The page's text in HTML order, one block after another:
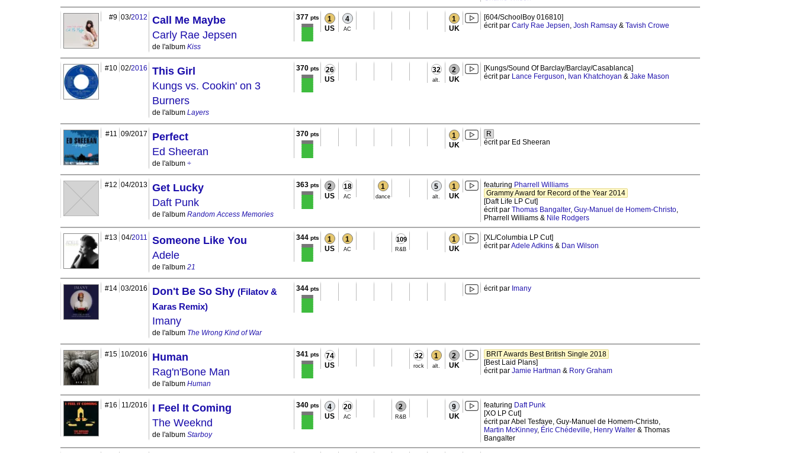
#9 03/2012
Call Me Maybe
Carly Rae Jepsen
de l'album Kiss
377 pts 1
US
4
AC
1
UK
[604/SchoolBoy 016810]
écrit par Carly Rae Jepsen, Josh Ramsay & Tavish Crowe
#10 02/2016
This Girl
Kungs vs. Cookin' on 3
Burners
de l'album Layers
370pts 26
US
32
alt.
2
UK
[Kungs/Sound Of Barclay/Barclay/Casablanca]
écrit par Lance Ferguson, Ivan Khatchoyan & Jake Mason
#11 09/2017
Perfect
Ed Sheeran
de l'album ÷
370pts 1
UK
R
écrit par Ed Sheeran
#12 04/2013 Get Lucky
Daft Punk
de l'album Random Access Memories
363pts 2
US
18
AC
1
dance
5
alt.
1
UK
featuring Pharrell Williams
Grammy Award for Record of the Year 2014
[Daft Life LP Cut]
écrit par Thomas Bangalter, Guy-Manuel de Homem-Christo,
Pharrell Williams & Nile Rodgers
#13 04/2011
Someone Like You
Adele
de l'album 21
344pts 1
US
1
AC
109
R&B
1
UK
[XL/Columbia LP Cut]
écrit parAdele Adkins & Dan Wilson
#14 03/2016 Don't Be So Shy (Filatov &
Karas Remix)
Imany
de l'album The Wrong Kind of War
344pts écrit par Imany
#15 10/2016
Human
Rag'n'Bone Man
de l'album Human
341 pts 74
US
32
rock
1
alt.
2
UK
BRIT Awards Best British Single 2018
[Best Laid Plans]
écrit par Jamie Hartman & Rory Graham
#16 11/2016
I Feel It Coming
The Weeknd
de l'album Starboy
340pts 4
US
20
AC
2
R&B
9
UK
featuring Daft Punk
[XO LP Cut]
écrit par Abel Tesfaye, Guy-Manuel de Homem-Christo,
Martin McKinney, Éric Chédeville, Henry Walter & Thomas
Bangalter